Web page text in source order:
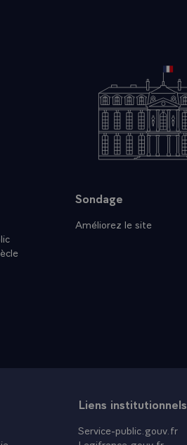
Sondage
Améliorez le site
Liens institutionnels
Service-public.gouv.fr